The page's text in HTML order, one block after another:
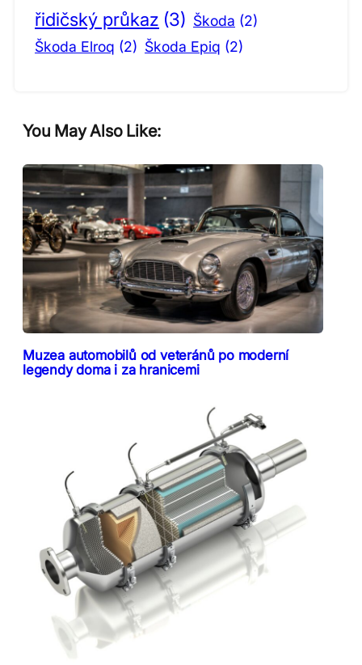
řidičský průkaz (3) Škoda (2)
Škoda Elroq (2) Škoda Epiq (2)
You May Also Like:
Muzea automobilů od veteránů po moderní
legendy doma i za hranicemi